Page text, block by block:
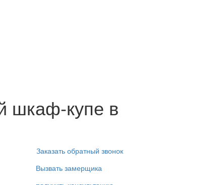
шкаф-купе в
Заказать обратный звонок
Вызвать замерщика